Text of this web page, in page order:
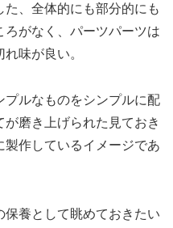
、全体的にも部分的にも
がなく、パーツパーツは
味が良い。
ルなものをシンプルに配
磨き上げられた見ておき
作しているイメージであ
養として眺めておきたい